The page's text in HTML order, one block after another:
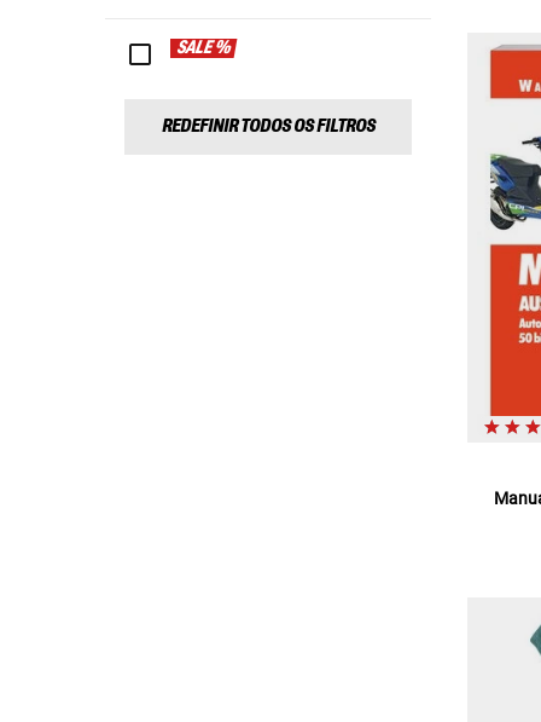
SALE %
REDEFINIR TODOS OS FILTROS